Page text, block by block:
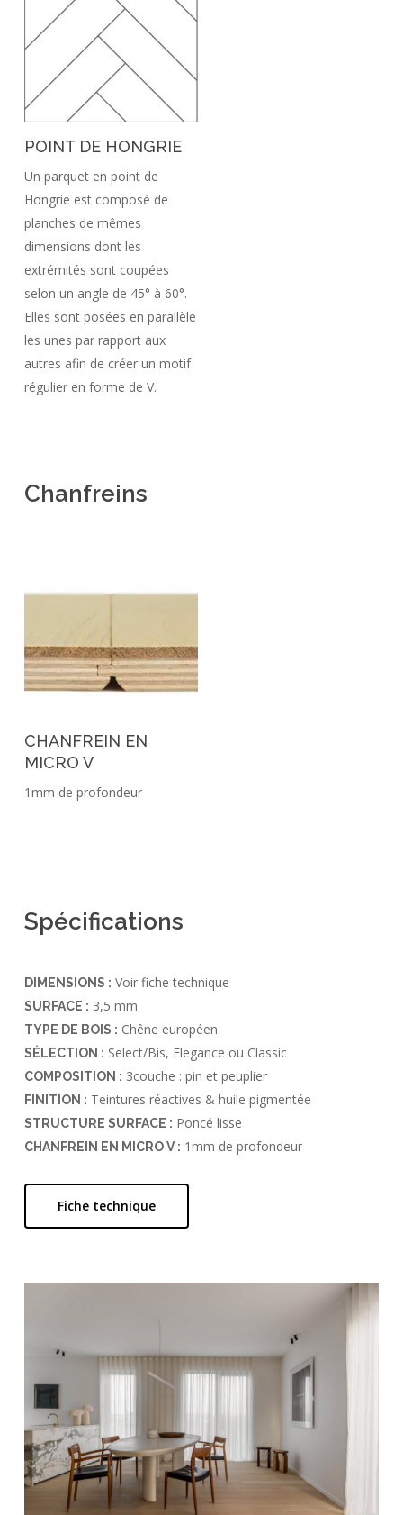
POINT DE HONGRIE
Un parquet en point de
Hongrie est composé de
planches de mêmes
dimensions dont les
extrémités sont coupées
selon un angle de 45° à 60°.
Elles sont posées en parallèle
les unes par rapport aux
autres afin de créer un motif
régulier en forme de V.
Chanfreins
CHANFREIN EN
MICRO V
1mm de profondeur
Spécifications
DIMENSIONS : Voir fiche technique
SURFACE : 3,5 mm
TYPE DE BOIS : Chêne européen
SÉLECTION : Select/Bis, Elegance ou Classic
COMPOSITION : 3couche : pin et peuplier
FINITION : Teintures réactives & huile pigmentée
STRUCTURE SURFACE : Poncé lisse
CHANFREIN EN MICRO V : 1mm de profondeur
Fiche technique